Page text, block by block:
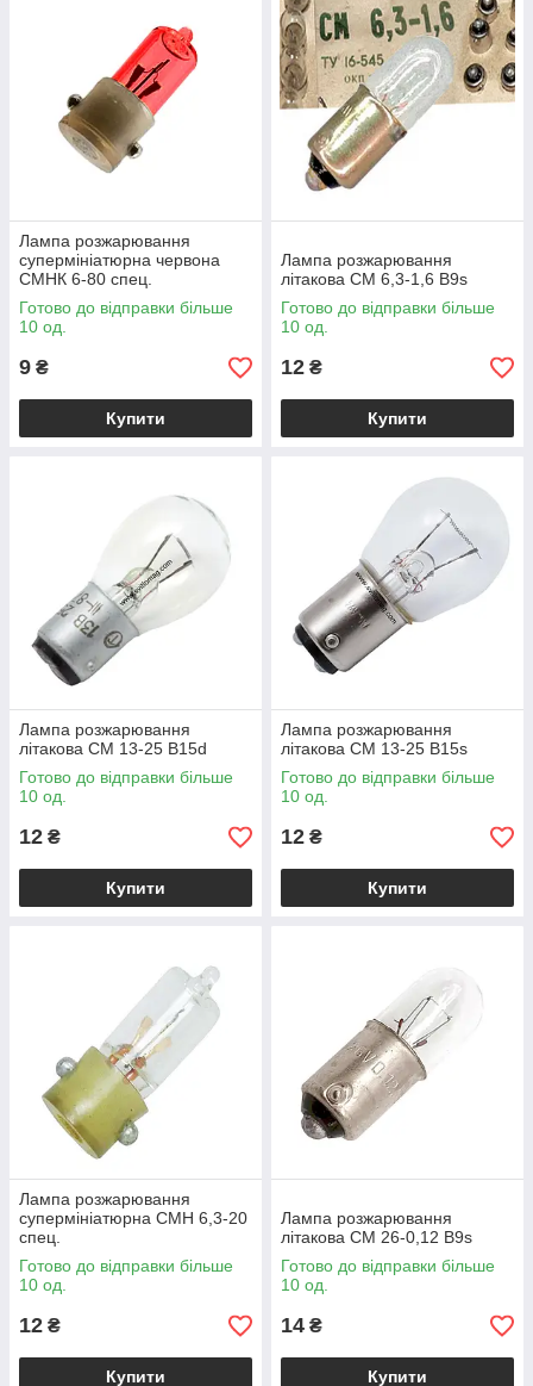
Лампа розжарювання
супермініатюрна червона
СМНК 6-80 спец.
Готово до відправки більше
10 од.
9 ₴
Купити
Лампа розжарювання
літакова СМ 6,3-1,6 B9s
Готово до відправки більше
10 од.
12 ₴
Купити
Лампа розжарювання
літакова СМ 13-25 B15d
Готово до відправки більше
10 од.
12 ₴
Купити
Лампа розжарювання
літакова СМ 13-25 B15s
Готово до відправки більше
10 од.
12 ₴
Купити
Лампа розжарювання
супермініатюрна СМН 6,3-20
спец.
Готово до відправки більше
10 од.
12 ₴
Купити
Лампа розжарювання
літакова СМ 26-0,12 B9s
Готово до відправки більше
10 од.
14 ₴
Купити